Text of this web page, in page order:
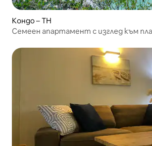
Кондо – TH
Семеен апартамент с изглед към